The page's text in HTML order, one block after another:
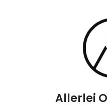
Allerlei